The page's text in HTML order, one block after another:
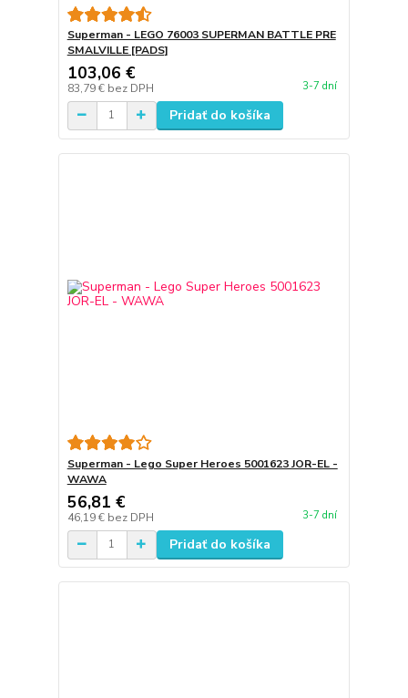
Superman - LEGO 76003 SUPERMAN BATTLE PRE
SMALVILLE [PADS]
103,06 €
83,79 € bez DPH 3-7 dní
Pridať do košíka
Superman - Lego Super Heroes 5001623 JOR-EL -
WAWA
56,81 €
46,19 € bez DPH 3-7 dní
Pridať do košíka